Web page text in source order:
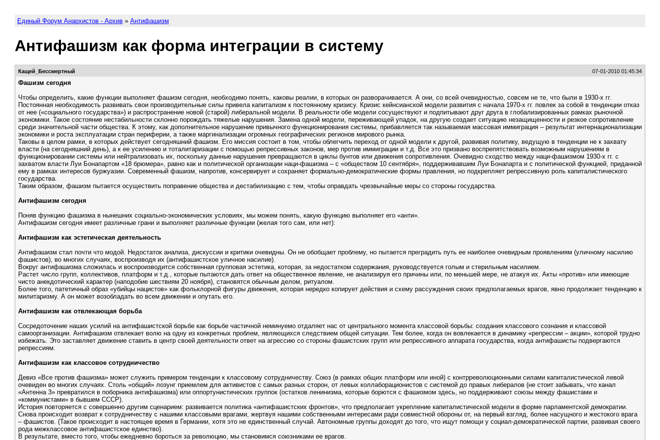
Единый Форум Анархистов - Архив » Антифашизм
Антифашизм как форма интеграции в систему
Кащей_Бессмертный 07-01-2010 01:45:34
Фашизм сегодня
Чтобы определить, какие функции выполняет фашизм сегодня, необходимо понять, каковы реалии, в которых он разворачивается. А они, со всей очевидностью, совсем не те, что были в 1930-х гг.
Постоянная необходимость развивать свои производительные силы привела капитализм к постоянному кризису. Кризис кейнсианской модели развития с начала 1970-х гг. повлек за собой в тенденции отказ
от нее («социального государства») и распространение новой (старой) либеральной модели. В реальности обе модели сосуществуют и подпитывают друг друга в глобализированных рамках рыночной
экономики. Такое состояние нестабильности склонно порождать тяжелые нарушения. Замена одной модели, переживающей упадок, на другую создает ситуацию незащищенности и резкое сопротивление
среди значительной части общества. К этому, как дополнительное нарушение привычного функционирования системы, прибавляется так называемая массовая иммиграция – результат интернационализации
экономики и роста эксплуатации стран периферии, а также маргинализации огромных географических регионов мирового рынка.
Таковы в целом рамки, в которых действует сегодняшний фашизм. Его миссия состоит в том, чтобы облегчить переход от одной модели к другой, развивая политику, ведущую в тенденции не к захвату
власти (на сегодняшний день), а к ее усилению и тоталитаризации с помощью репрессивных законов, мер против иммиграции и т.д. Все это призвано воспрепятствовать возможным нарушениям в
функционировании системы или нейтрализовать их, поскольку данные нарушения превращаются в циклы бунтов или движения сопротивления. Очевидно сходство между наци-фашизмом 1930-х гг. с
захватом власти Луи Бонапартом «18 брюмера», равно как и политической организации наци-фашизма – с «обществом 10 сентября», поддерживавшим Луи Бонапарта и с политической функцией, приданной
ему в рамках интересов буржуазии. Современный фашизм, напротив, консервирует и сохраняет формально-демократические формы правления, но подкрепляет репрессивную роль капиталистического
государства.
Таким образом, фашизм пытается осуществить поправение общества и дестабилизацию с тем, чтобы оправдать чрезвычайные меры со стороны государства.
Антифашизм сегодня
Поняв функцию фашизма в нынешних социально-экономических условиях, мы можем понять, какую функцию выполняет его «анти».
Антифашизм сегодня имеет различные грани и выполняет различные функции (желая того сам, или нет):
Антифашизм как эстетическая деятельность
Антифашизм стал почти что модой. Недостаток анализа, дискуссии и критики очевидны. Он не обобщает проблему, но пытается преградить путь ее наиболее очевидным проявлениям (уличному насилию
фашистов), во многих случаях, воспроизводя их (антифашистское уличное насилие).
Вокруг антифашизма сложилась и воспроизводится собственная групповая эстетика, которая, за недостатком содержания, руководствуется голым и стерильным насилием.
Растет число групп, коллективов, платформ и т.д., которые пытаются дать ответ на общественное явление, не анализируя его причины или, по меньшей мере, не атакуя их. Акты «против» или имеющие
чисто анекдотический характер (наподобие шествиям 20 ноября), становятся обычным делом, ритуалом.
Более того, патетичный образ «убийцы нацистов» как фольклорной фигуры движения, которая нередко копирует действия и схему рассуждения своих предполагаемых врагов, явно продолжает тенденцию к
милитаризму. А он может возобладать во всем движении и опутать его.
Антифашизм как отвлекающая борьба
Сосредоточение наших усилий на антифашистской борьбе как борьбе частичной неминуемо отдаляет нас от центрального момента классовой борьбы: создания классового сознания и классовой
самоорганизации. Антифашизм отвлекает волю на одну из конкретных проблем, являющихся следствием общей ситуации. Тем более, когда он вовлекается в динамику «репрессии – акции», которой трудно
избежать. Это заставляет движение ставить в центр своей деятельности ответ на агрессию со стороны фашистских групп или репрессивного аппарата государства, когда антифашисты подвергаются
репрессиям.
Антифашизм как классовое сотрудничество
Девиз «Все против фашизма» может служить примером тенденции к классовому сотрудничеству. Союз (в рамках общих платформ или иной) с контрреволюционными силами капиталистической левой
очевиден во многих случаях. Столь «общий» лозунг приемлем для активистов с самых разных сторон, от левых коллаборационистов с системой до правых либералов (не стоит забывать, что канал
«Антенна 3» превратился в поборника антифашизма) или оппортунистических группок (остатков ленинизма, которые борются с фашизмом здесь, но поддерживают союзы между фашистами и
«коммунистами» в бывшем СССР).
История повторяется с совершенно другим сценарием: развивается политика «антифашистских фронтов», что предполагает укрепление капиталистической модели в форме парламентской демократии.
Снова происходит возврат к сотрудничеству с нашими классовыми врагами, жертвуя нашими собственными интересами ради совместной обороны от, на первый взгляд, более насущного и жестокого врага
– фашистов. (Такое происходит в настоящее время в Германии, хотя это не единственный случай. Автономные группы доходят до того, что ищут помощи у социал-демократической партии, развивая своего
рода межклассовое антифашистское единство).
В результате, вместо того, чтобы ежедневно бороться за революцию, мы становимся союзниками ее врагов.